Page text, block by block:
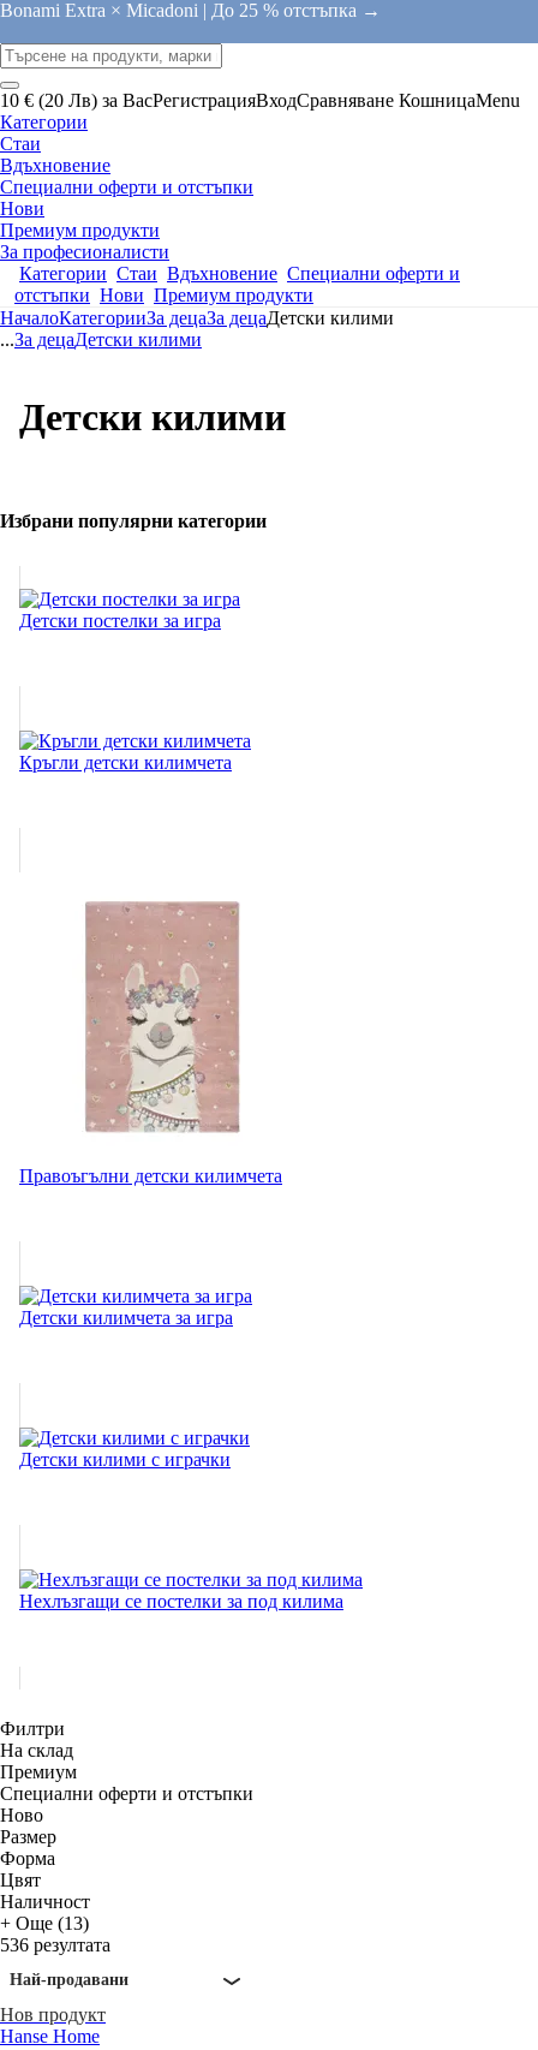
Bonami Extra × Micadoni | До 25 % отстъпка →
10 € (20 Лв) за ВасРегистрацияВходСравняване КошницаMenu
Категории
Стаи
Вдъхновение
Специални оферти и отстъпки
Нови
Премиум продукти
За професионалисти
Категории Стаи Вдъхновение Специални оферти и
отстъпки Нови Премиум продукти
НачалоКатегорииЗа децаЗа децаДетски килими
...За децаДетски килими
Детски килими
Избрани популярни категории
Детски постелки за игра
Кръгли детски килимчета
Правоъгълни детски килимчета
Детски килимчета за игра
Детски килими с играчки
Нехлъзгащи се постелки за под килима
Филтри
На склад
Премиум
Специални оферти и отстъпки
Новo
Размер
Форма
Цвят
Наличност
+ Още (13)
536 резултата
Най-продавани
Нов продукт
Hanse Home